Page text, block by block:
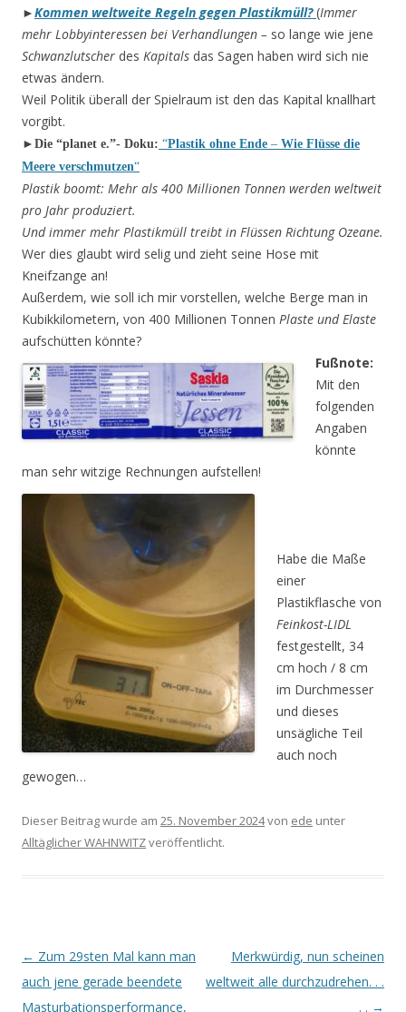
►Kommen weltweite Regeln gegen Plastikmüll?(Immer
mehr Lobbyinteressen bei Verhandlun­gen – so lange wie jene
Schwanzlutscher des Kapitals das Sagen haben wird sich nie
etwas ändern.
Weil Politik überall der Spielraum ist den das Kapital knallhart
vorgibt.
► Die “planet e.”- Doku: “Plastik ohne Ende – Wie Flüsse die
Meere verschmutzen“
Plastik boomt: Mehr als 400 Millionen Tonnen werden weltweit
pro Jahr produziert.
Und immer mehr Plastikmüll treibt in Flüssen Richtung Ozeane.
Wer dies glaubt wird selig und zieht seine Hose mit
Kneifzange an!
Außerdem, wie soll ich mir vorstellen, welche Berge man in
Kubikkilometern, von 400 Millionen Tonnen Plaste und Elaste
aufschütten könnte?
Fußnote:
Mit den
folgenden
Angaben
könnte
man sehr witzige Rechnungen aufstellen!
Habe die Maße
einer
Plastikflasche von
Feinkost-LIDL
festgestellt, 34
cm hoch / 8 cm
im Durch­messer
und dieses
unsägliche Teil
auch noch
gewogen…
Dieser Beitrag wurde am 25. November 2024von ede unter
Alltäglicher WAHNWITZveröffentlicht.
Beitrags-
Navigation
← Zum 29sten Mal kann man
auch jene gerade beendete
Masturbationsperformance,
Merkwürdig, nun scheinen
weltweit alle durchzudrehen. . .
. . →